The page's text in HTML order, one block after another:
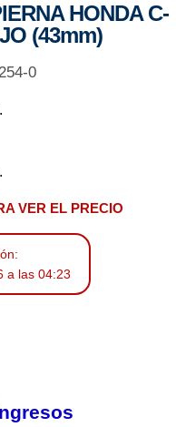
HONDA C-
(43mm)
0
VER EL PRECIO
a las 04:23